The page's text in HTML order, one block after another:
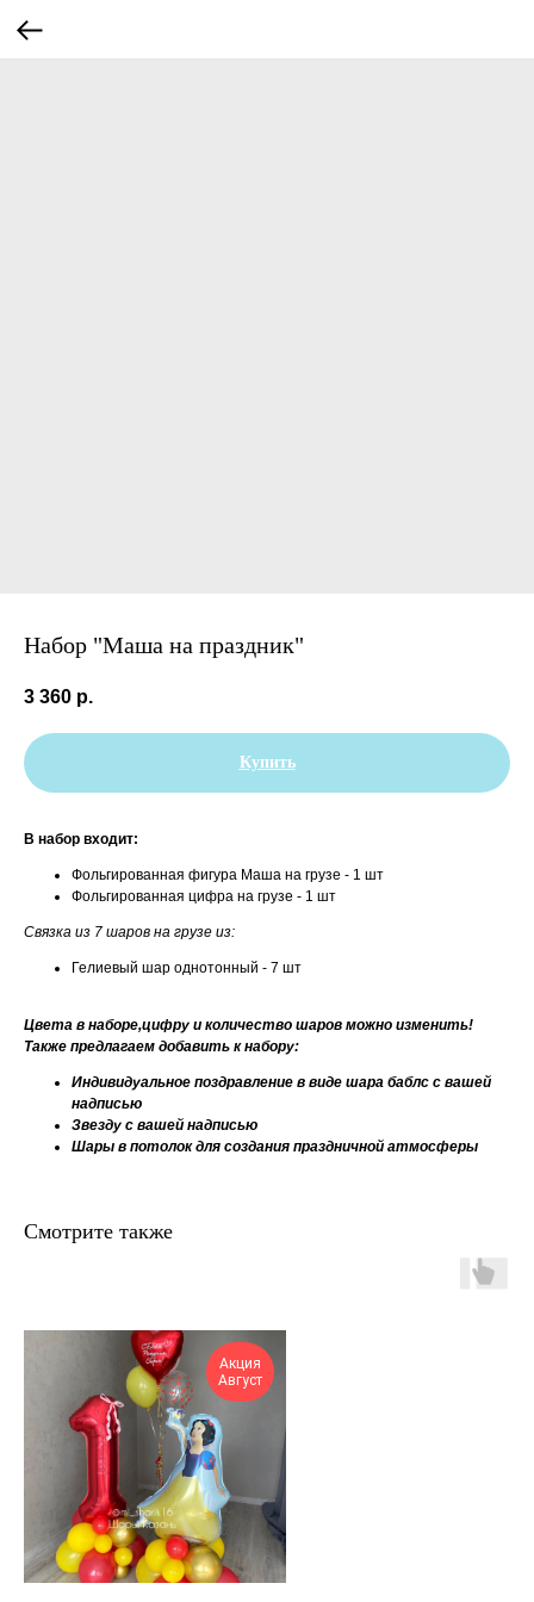
Набор "Маша на праздник"
3 360 р.
Купить
В набор входит:
Фольгированная фигура Маша на грузе - 1 шт
Фольгированная цифра на грузе - 1 шт
Связка из 7 шаров на грузе из:
Гелиевый шар однотонный - 7 шт
Цвета в наборе,цифру и количество шаров можно изменить!
Также предлагаем добавить к набору:
Индивидуальное поздравление в виде шара баблс с вашей
надписью
Звезду с вашей надписью
Шары в потолок для создания праздничной атмосферы
Смотрите также
Акция
Август